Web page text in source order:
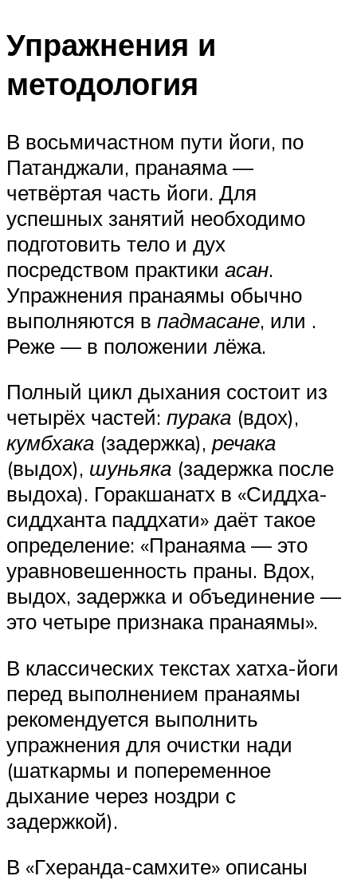
Упражнения и
методология
В восьмичастном пути йоги, по
Патанджали, пранаяма —
четвёртая часть йоги. Для
успешных занятий необходимо
подготовить тело и дух
посредством практики асан.
Упражнения пранаямы обычно
выполняются в падмасане, или .
Реже — в положении лёжа.
Полный цикл дыхания состоит из
четырёх частей: пурака (вдох),
кумбхака (задержка), речака
(выдох), шуньяка (задержка после
выдоха). Горакшанатх в «Сиддха-
сиддханта паддхати» даёт такое
определение: «Пранаяма — это
уравновешенность праны. Вдох,
выдох, задержка и объединение —
это четыре признака пранаямы».
В классических текстах хатха-йоги
перед выполнением пранаямы
рекомендуется выполнить
упражнения для очистки нади
(шаткармы и попеременное
дыхание через ноздри с
задержкой).
В «Гхеранда-самхите» описаны